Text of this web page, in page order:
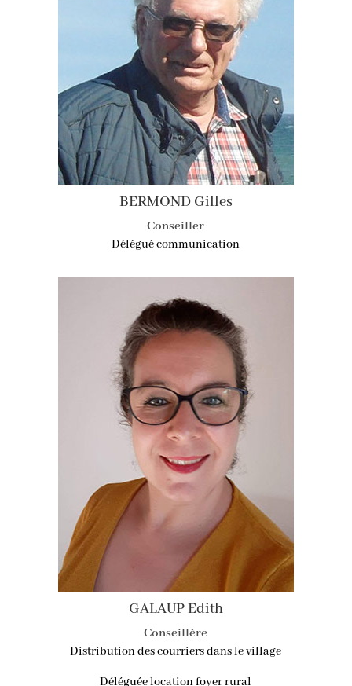
BERMOND Gilles
Conseiller
Délégué communication
GALAUP Edith
Conseillère
Distribution des courriers dans le village
Déléguée location foyer rural